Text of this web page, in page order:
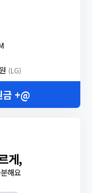
(LG)
금 +@
게,
해요